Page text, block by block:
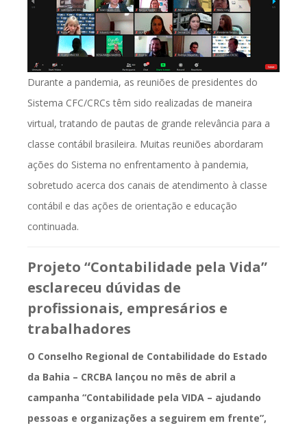
Durante a pandemia, as reuniões de presidentes do
Sistema CFC/CRCs têm sido realizadas de maneira
virtual, tratando de pautas de grande relevância para a
classe contábil brasileira. Muitas reuniões abordaram
ações do Sistema no enfrentamento à pandemia,
sobretudo acerca dos canais de atendimento à classe
contábil e das ações de orientação e educação
continuada.
Projeto “Contabilidade pela Vida”
esclareceu dúvidas de
profissionais, empresários e
trabalhadores
O Conselho Regional de Contabilidade do Estado
da Bahia – CRCBA lançou no mês de abril a
campanha “Contabilidade pela VIDA – ajudando
pessoas e organizações a seguirem em frente”,